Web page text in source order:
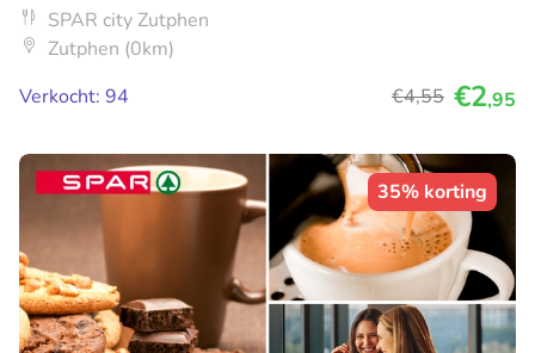
SPAR city Zutphen
Zutphen (0km)
Verkocht: 94
€4,55 €2,95
35% korting